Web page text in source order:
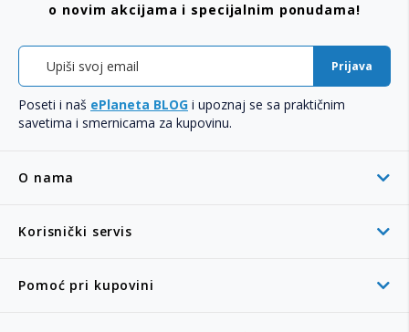
O nama
Korisnički servis
Pomoć pri kupovini
o novim akcijama i specijalnim ponudama!
Prijava
Poseti i naš ePlaneta BLOG i upoznaj se sa praktičnim
savetima i smernicama za kupovinu.